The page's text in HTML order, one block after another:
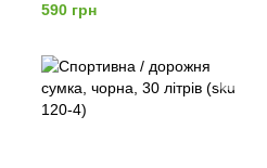
590 грн